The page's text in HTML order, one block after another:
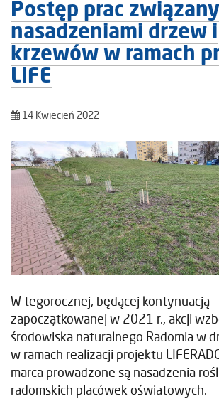
Postęp prac
nasadzeniami drzew i
krzewów w ramach
LIFE
14 Kwiecień 2022
W tegorocznej, będącej kontynuacją
zapoczątkowanej w 2021 r., akcji
środowiska naturalnego Radomia w
w ramach realizacji projektu
marca prowadzone są nasadzenia
radomskich placówek oświatowych.